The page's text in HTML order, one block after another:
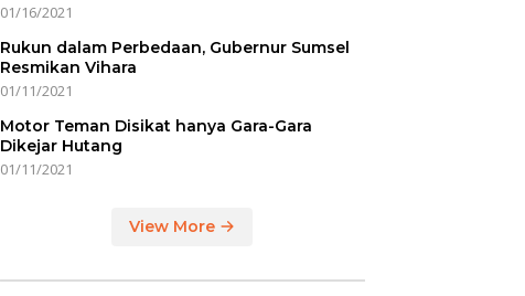
01/16/2021
Rukun dalam Perbedaan, Gubernur Sumsel
Resmikan Vihara
01/11/2021
Motor Teman Disikat hanya Gara-Gara
Dikejar Hutang
01/11/2021
View More